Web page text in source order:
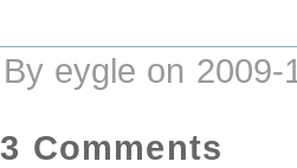
By eygle on 2009-
3 Comments